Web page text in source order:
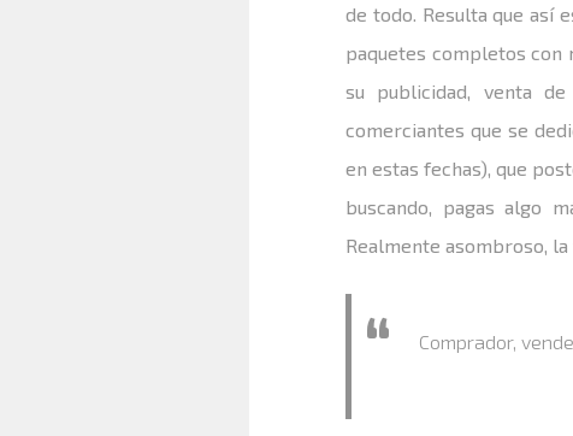
de todo. Resulta que así
paquetes completos con
su publicidad, venta
comerciantes que se
en estas fechas), que
buscando, pagas algo
Realmente asombroso,
Comprador,